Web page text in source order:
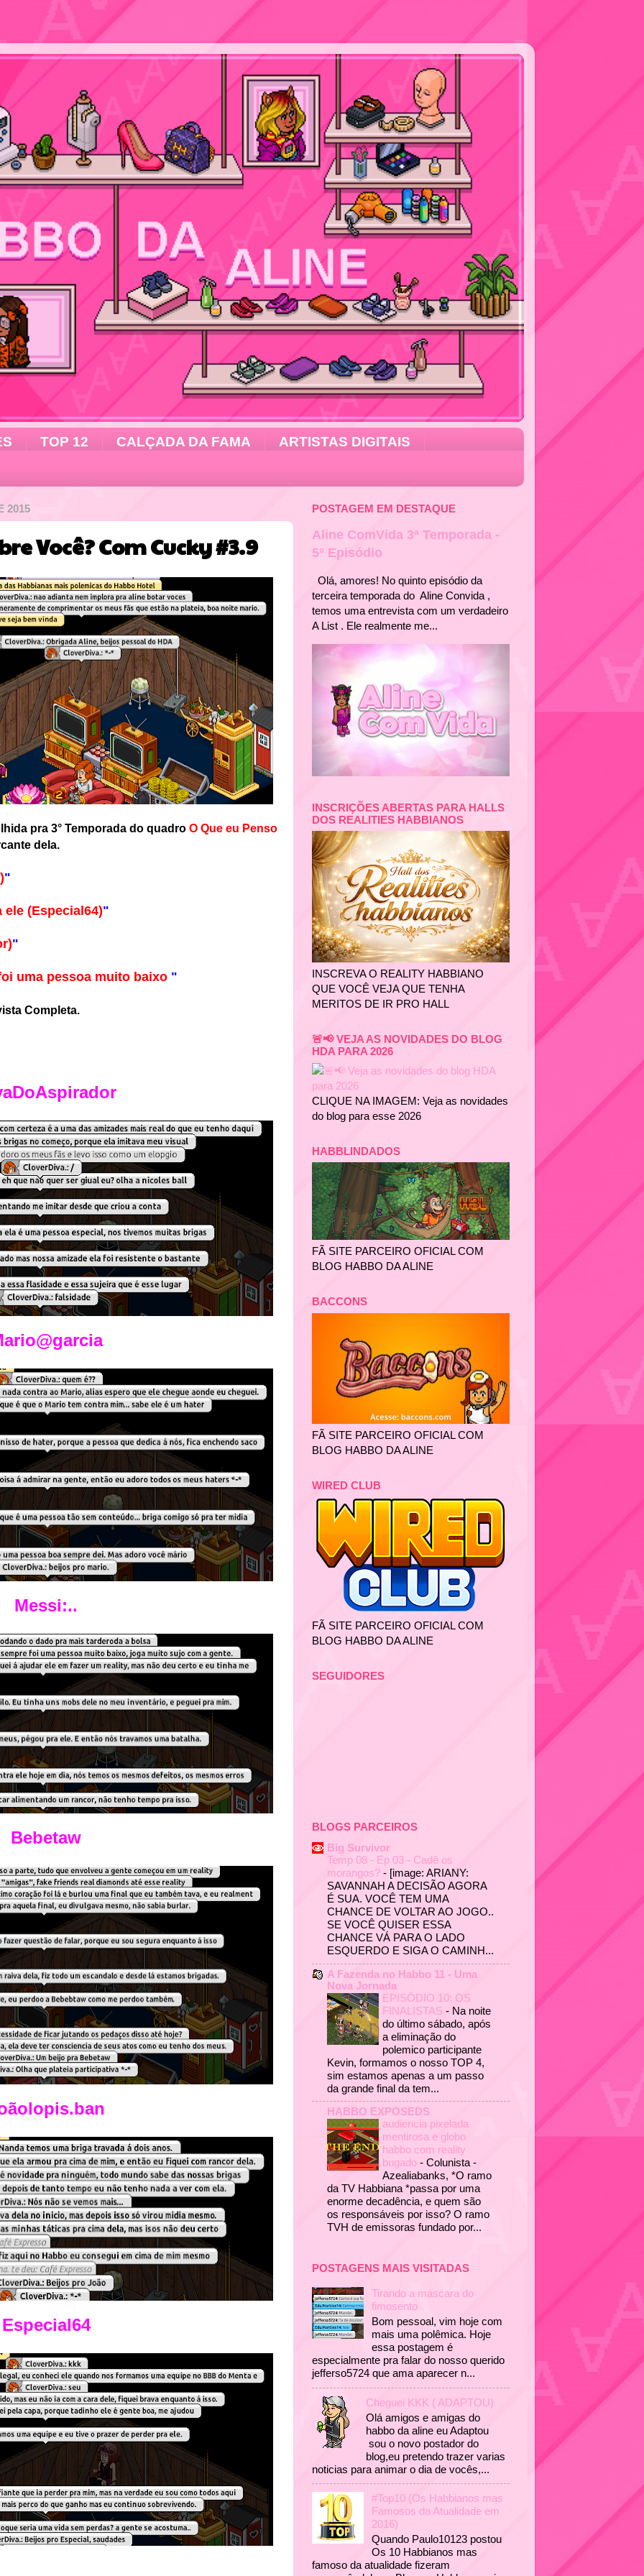
TOP 12 CALÇADA DA FAMA ARTISTAS DIGITAIS
2015
Você? Com Cucky #3.9
pra 3° Temporada do quadro O Que eu Penso
dela.
"
(Especial64)"
"
uma pessoa muito baixo "
Completa.
Messi:..
Bebetaw
Especial64
POSTAGEM EM DESTAQUE
Aline ComVida 3ª Temporada -
5° Episódio
Olá, amores! No quinto episódio da
terceira temporada do Aline Convida ,
temos uma entrevista com um verdadeiro
A List . Ele realmente me...
INSCRIÇÕES ABERTAS PARA HALLS
DOS REALITIES HABBIANOS
INSCREVA O REALITY HABBIANO
QUE VOCÊ VEJA QUE TENHA
MERITOS DE IR PRO HALL
🚨📢 VEJA AS NOVIDADES DO BLOG
HDA PARA 2026
CLIQUE NA IMAGEM: Veja as novidades
do blog para esse 2026
HABBLINDADOS
FÃ SITE PARCEIRO OFICIAL COM
BLOG HABBO DA ALINE
BACCONS
FÃ SITE PARCEIRO OFICIAL COM
BLOG HABBO DA ALINE
WIRED CLUB
FÃ SITE PARCEIRO OFICIAL COM
BLOG HABBO DA ALINE
SEGUIDORES
BLOGS PARCEIROS
Big Survivor
Temp 08 - Ep 03 - Cadê os
morangos? - [image: ARIANY:
SAVANNAH A DECISÃO AGORA
É SUA. VOCÊ TEM UMA
CHANCE DE VOLTAR AO JOGO..
SE VOCÊ QUISER ESSA
CHANCE VÁ PARA O LADO
ESQUERDO E SIGA O CAMINH...
A Fazenda no Habbo 11 - Uma
Nova Jornada
EPISÓDIO 10: OS
FINALISTAS - Na noite
do último sábado, após
a eliminação do
polemico participante
Kevin, formamos o nosso TOP 4,
sim estamos apenas a um passo
da grande final da tem...
HABBO EXPOSEDS
audiencia pixelada
mentirosa e globo
habbo com reality
bugado - Colunista -
Azealiabanks, *O ramo
da TV Habbiana *passa por uma
enorme decadência, e quem são
os responsáveis por isso? O ramo
TVH de emissoras fundado por...
POSTAGENS MAIS VISITADAS
Tirando a máscara do
fimosento
Bom pessoal, vim hoje com
mais uma polêmica. Hoje
essa postagem é
especialmente pra falar do nosso querido
jefferso5724 que ama aparecer n...
Cheguei KKK ( ADAPTOU)
Olá amigos e amigas do
habbo da aline eu Adaptou
sou o novo postador do
blog,eu pretendo trazer varias
noticias para animar o dia de vocês,...
#Top10 (Os Habbianos mas
Famosos da Atualidade em
2016)
Quando Paulo10123 postou
Os 10 Habbianos mas
famoso da atualidade fizeram